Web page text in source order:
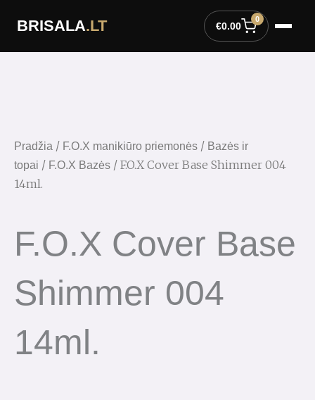
BRISALA.LT €0.00
0
Pradžia / F.O.X manikiūro priemonės / Bazės ir
topai / F.O.X Bazės / F.O.X Cover Base Shimmer 004
14ml.
F.O.X Cover Base
Shimmer 004
14ml.